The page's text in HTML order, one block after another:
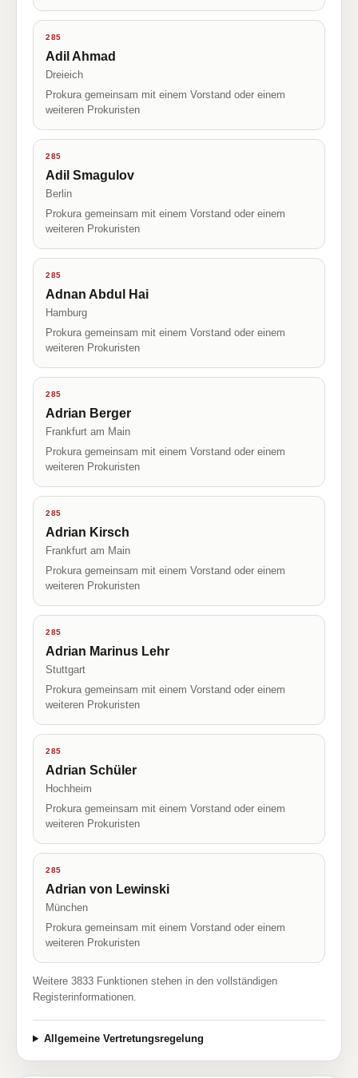
285
Adil Ahmad
Dreieich
Prokura gemeinsam mit einem Vorstand oder einem
weiteren Prokuristen
285
Adil Smagulov
Berlin
Prokura gemeinsam mit einem Vorstand oder einem
weiteren Prokuristen
285
Adnan Abdul Hai
Hamburg
Prokura gemeinsam mit einem Vorstand oder einem
weiteren Prokuristen
285
Adrian Berger
Frankfurt am Main
Prokura gemeinsam mit einem Vorstand oder einem
weiteren Prokuristen
285
Adrian Kirsch
Frankfurt am Main
Prokura gemeinsam mit einem Vorstand oder einem
weiteren Prokuristen
285
Adrian Marinus Lehr
Stuttgart
Prokura gemeinsam mit einem Vorstand oder einem
weiteren Prokuristen
285
Adrian Schüler
Hochheim
Prokura gemeinsam mit einem Vorstand oder einem
weiteren Prokuristen
285
Adrian von Lewinski
München
Prokura gemeinsam mit einem Vorstand oder einem
weiteren Prokuristen
Weitere 3833 Funktionen stehen in den vollständigen
Registerinformationen.
Allgemeine Vertretungsregelung